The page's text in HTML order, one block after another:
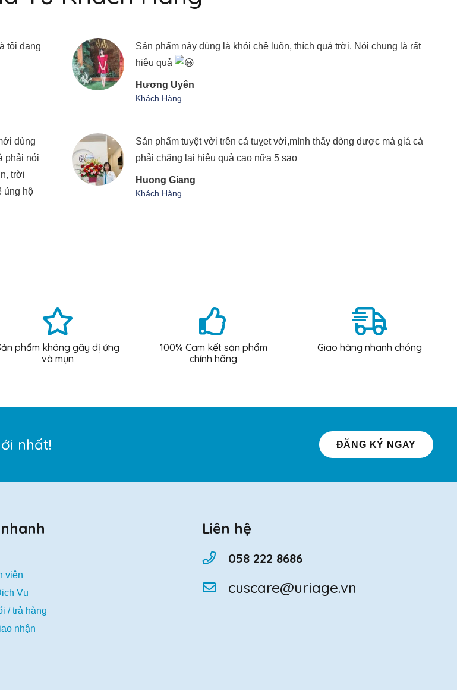
tôi đang
Sản phẩm này dùng là khỏi chê luôn, thích quá trời. Nói chung là rất
hiệu quả
Hương Uyên
Khách Hàng
dùng
phải nói
trời
ủng hộ
Sản phẩm tuyệt vời trên cả tuỵet vời,mình thấy dòng dược mà giá cả
phải chăng lại hiệu quả cao nữa 5 sao
Huong Giang
Khách Hàng
phẩm không gây dị ứng
và mụn
100% Cam kết sản phẩm
chính hãng
Giao hàng nhanh chóng
nhất! ĐĂNG KÝ NGAY
viên
Vụ
/ trả hàng
nhận
Liên hệ
058 222 8686
cuscare@uriage.vn